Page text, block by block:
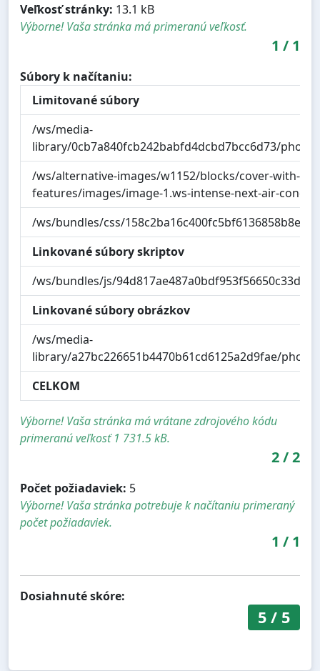
Veľkosť stránky: 13.1 kB
Výborne! Vaša stránka má primeranú veľkosť.
1 / 1
Súbory k načítaniu:
Limitované súbory
/ws/media-
library/0cb7a840fcb242babfd4dcbd7bcc6d73/
/ws/alternative-images/w1152/blocks/cover-with-
features/images/image-1.ws-intense-next-air-
/ws/bundles/css/
Linkované súbory skriptov
/ws/bundles/js/
Linkované súbory obrázkov
/ws/media-
library/a27bc226651b4470b61cd6125a2d9fae/
CELKOM
Výborne! Vaša stránka má vrátane zdrojového kódu
primeranú veľkosť 1 731.5 kB.
2/2
Počet požiadaviek: 5
Výborne! Vaša stránka potrebuje k načítaniu primeraný
počet požiadaviek.
1 / 1
Dosiahnuté skóre:
5/ 5